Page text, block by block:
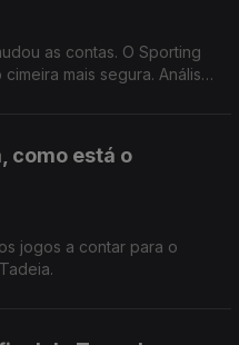
as contas. O Sporting
mais segura. Análise
como está o
jogos a contar para o